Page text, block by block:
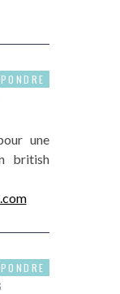
une
british